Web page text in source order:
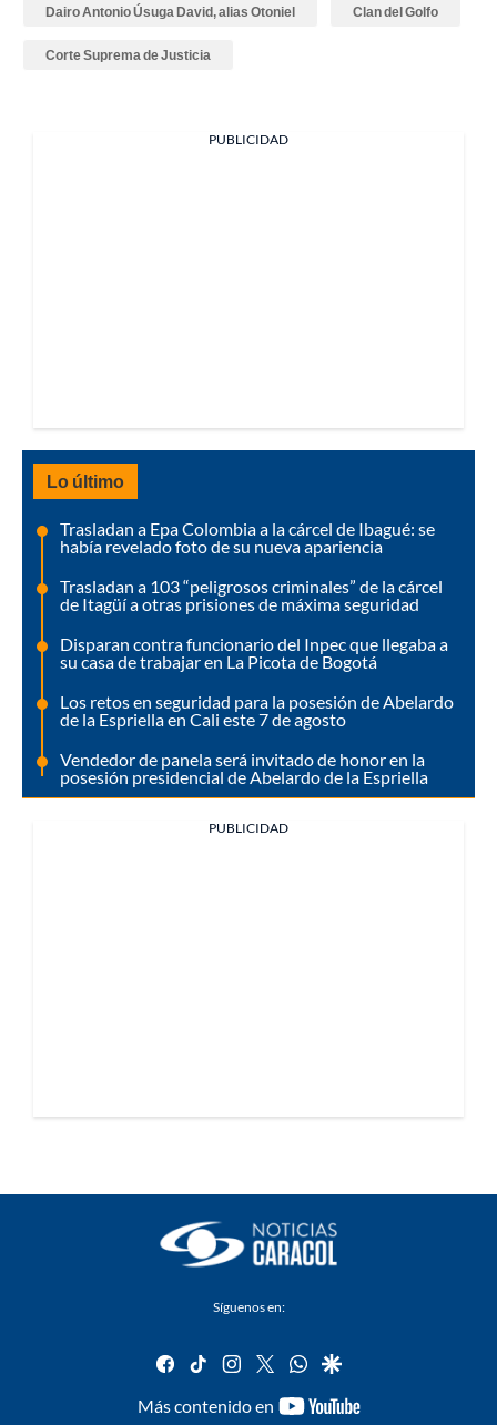
Dairo Antonio Úsuga David, alias Otoniel Clan del Golfo
Corte Suprema de Justicia
PUBLICIDAD
Lo último
Trasladan a Epa Colombia a la cárcel de Ibagué: se
había revelado foto de su nueva apariencia
Trasladan a 103 “peligrosos criminales” de la cárcel
de Itagüí a otras prisiones de máxima seguridad
Disparan contra funcionario del Inpec que llegaba a
su casa de trabajar en La Picota de Bogotá
Los retos en seguridad para la posesión de Abelardo
de la Espriella en Cali este 7 de agosto
Vendedor de panela será invitado de honor en la
posesión presidencial de Abelardo de la Espriella
PUBLICIDAD
Síguenos en:
facebook
tiktok instagram
twitterwhatsapp
google
Más contenido en
youtube-